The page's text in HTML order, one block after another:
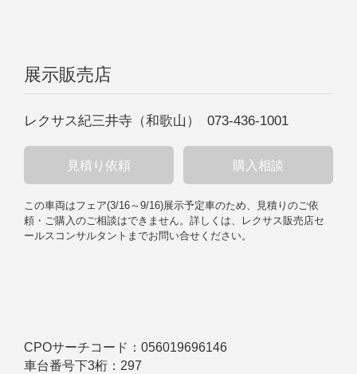
展示販売店
レクサス紀三井寺（和歌山） 073-436-1001
見積り依頼 購入相談
この車両はフェア(3/16～ 9/16)展示予定車のため、見積りのご依
頼・ご購入のご相談はできません。 詳しくは、レクサス販売店セ
ールスコンサルタントまでお問い合せください。
CPOサーチコード： 056019696146
車台番号下3桁： 297